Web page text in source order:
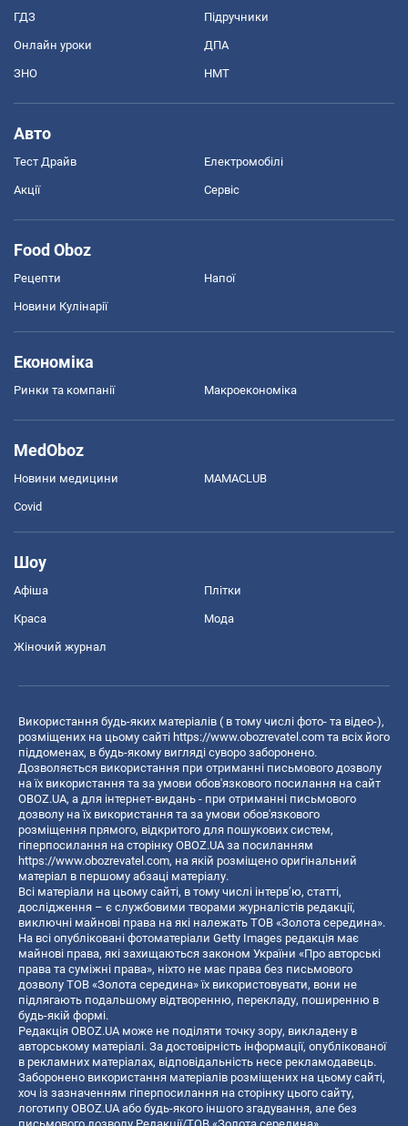
ГДЗ Підручники
Онлайн уроки ДПА
ЗНО НМТ
Авто
Тест Драйв Електромобілі
Акції Сервіс
Food Oboz
Рецепти Напої
Новини Кулінарії
Економіка
Ринки та компанії Макроекономіка
MedOboz
Новини медицини MAMACLUB
Covid
Шоу
Афіша Плітки
Краса Мода
Жіночий журнал
Використання будь-яких матеріалів ( в тому числі фото- та відео-),
розміщених на цьому сайті https://www.obozrevatel.com та всіх його
піддоменах, в будь-якому вигляді суворо заборонено.
Дозволяється використання при отриманні письмового дозволу
на їх використання та за умови обов'язкового посилання на сайт
OBOZ.UA, а для інтернет-видань - при отриманні письмового
дозволу на їх використання та за умови обов'язкового
розміщення прямого, відкритого для пошукових систем,
гіперпосилання на сторінку OBOZ.UA за посиланням
https://www.obozrevatel.com, на якій розміщено оригінальний
матеріал в першому абзаці матеріалу.
Всі матеріали на цьому сайті, в тому числі інтерв’ю, статті,
дослідження – є службовими творами журналістів редакції,
виключні майнові права на які належать ТОВ «Золота середина».
На всі опубліковані фотоматеріали Getty Images редакція має
майнові права, які захищаються законом України «Про авторські
права та суміжні права», ніхто не має права без письмового
дозволу ТОВ «Золота середина» їх використовувати, вони не
підлягають подальшому відтворенню, перекладу, поширенню в
будь-якій формі.
Редакція OBOZ.UA може не поділяти точку зору, викладену в
авторському матеріалі. За достовірність інформації, опублікованої
в рекламних матеріалах, відповідальність несе рекламодавець.
Заборонено використання матеріалів розміщених на цьому сайті,
хоч із зазначенням гіперпосилання на сторінку цього сайту,
логотипу OBOZ.UA або будь-якого іншого згадування, але без